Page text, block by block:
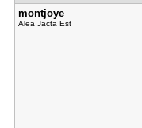
montjoye
Alea Jacta Est